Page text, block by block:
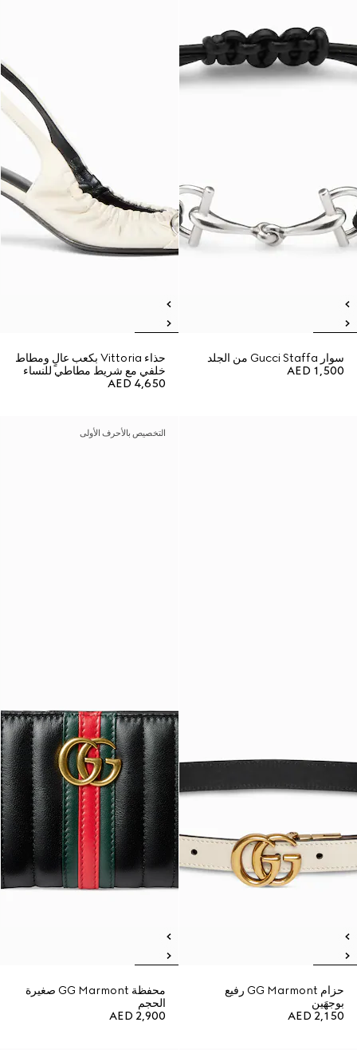
سوار Gucci Staffa من الجلد
AED 1,500
حذاء Vittoria بكعب عالٍ ومطاط
خلفي مع شريط مطاطي للنساء
AED 4,650
حزام GG Marmont رفيع
بوجهَين
AED 2,150
التخصيص بالأحرف الأولى
محفظة GG Marmont صغيرة
الحجم
AED 2,900